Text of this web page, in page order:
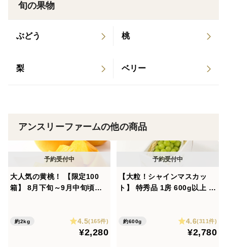
収穫前に糖度センサーによる確認と食味を行い、合格し
アンスリーファームでは最初と最後の2重検品作業をお
パック詰め時に問題がなくとも、収穫時の圧力による傷
みは時間とともに滲み黒ずみが出てきます。
それを一粒ずつ取り除き、限りなくゼロにするため時間
をおいてから2回目の検品を行っております。
②梱包直前にパックを持ち上げ全方向から再検品
旬の果物
ぶどう 桃
梨 ベリー
アンスリーファームの他の商品
大人気の黄桃！ 【限定100
箱】 8月下旬～9月中旬頃発
1-01
約2kg 4.5(165件)
¥2,280
【大粒！シャインマスカッ
ト】 特秀品 1房 600g以上 化
約600g 4.6(311件)
¥2,780